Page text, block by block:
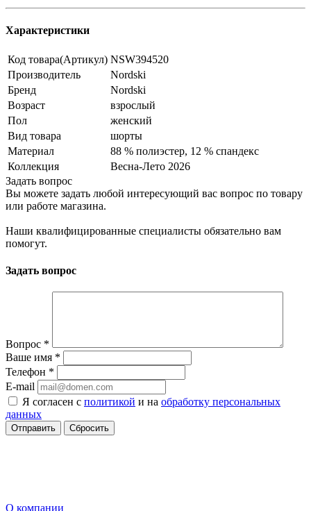
Характеристики
Код товара(Артикул) NSW394520
Производитель
Nordski
Бренд
Nordski
Возраст
взрослый
Пол
женский
Вид товара
шорты
Материал
88 % полиэстер, 12 % спандекс
Коллекция
Весна-Лето 2026
Задать вопрос
Вы можете задать любой интересующий вас вопрос по товару
или работе магазина.
Наши квалифицированные специалисты обязательно вам
помогут.
Задать вопрос
Вопрос *
Ваше имя *
Телефон *
E-mail
Я согласен с политикой и на обработку персональных
данных
Сбросить
О компании